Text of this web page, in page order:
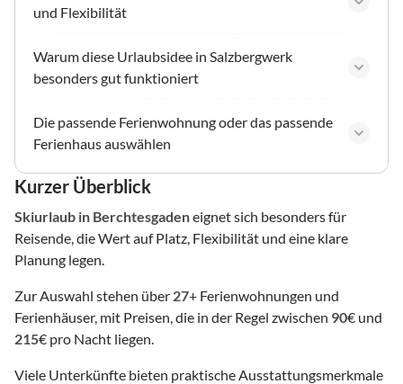
und Flexibilität
Warum diese Urlaubsidee in Salzbergwerk
besonders gut funktioniert
Die passende Ferienwohnung oder das passende
Ferienhaus auswählen
Kurzer Überblick
Skiurlaub in Berchtesgadeneignet sich besonders für
Reisende, die Wert auf Platz, Flexibilität und eine klare
Planung legen.
Zur Auswahl stehen über 27+ Ferienwohnungen und
Ferienhäuser, mit Preisen, die in der Regel zwischen 90€ und
215€ pro Nacht liegen.
Viele Unterkünfte bieten praktische Ausstattungsmerkmale